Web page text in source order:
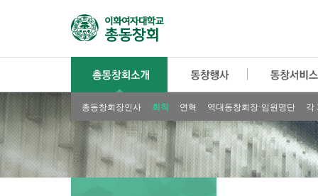
총동창회장인사 회칙 연혁 역대동창회장·임원명단 각